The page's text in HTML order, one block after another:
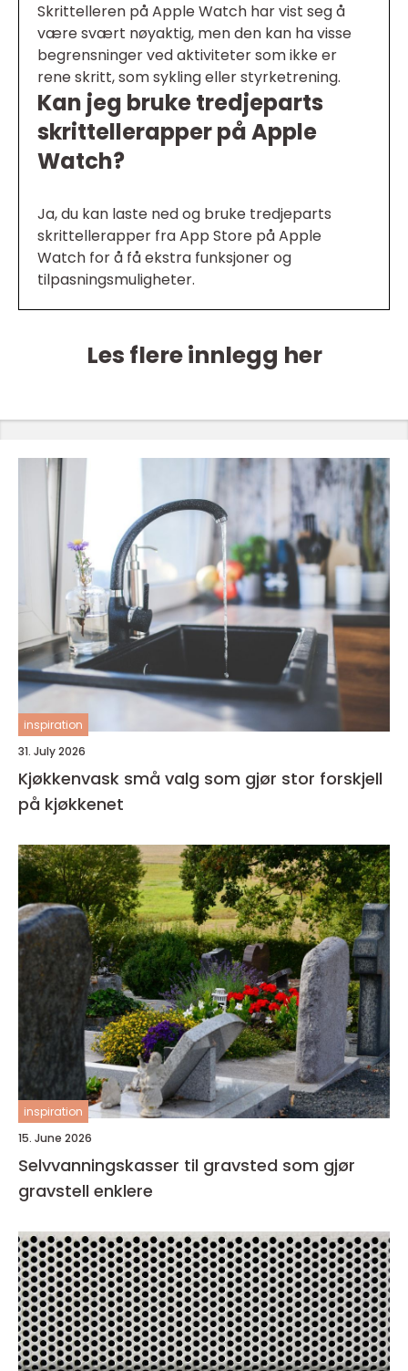
Skrittelleren på Apple Watch har vist seg å
være svært nøyaktig, men den kan ha visse
begrensninger ved aktiviteter som ikke er
rene skritt, som sykling eller styrketrening.
Kan jeg bruke tredjeparts
skrittellerapper på Apple
Watch?
Ja, du kan laste ned og bruke tredjeparts
skrittellerapper fra App Store på Apple
Watch for å få ekstra funksjoner og
tilpasningsmuligheter.
Les flere innlegg her
inspiration
31. July 2026
Kjøkkenvask små valg som gjør stor forskjell
på kjøkkenet
inspiration
15. June 2026
Selvvanningskasser til gravsted som gjør
gravstell enklere